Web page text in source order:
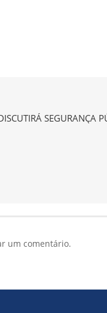
SEGURANÇA
um comentário.